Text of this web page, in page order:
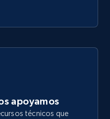
apoyamos
técnicos que